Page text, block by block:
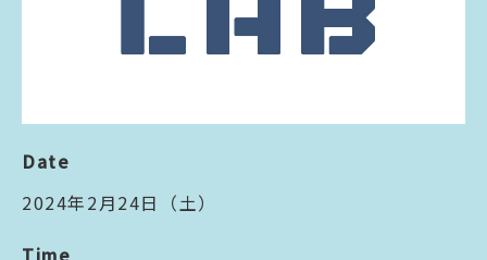
Date
2024年2月24日（土）
Time